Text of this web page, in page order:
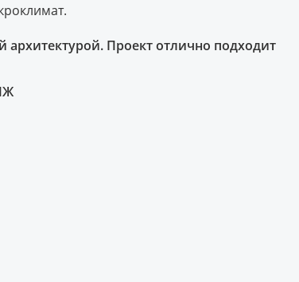
Проект отлично подходит